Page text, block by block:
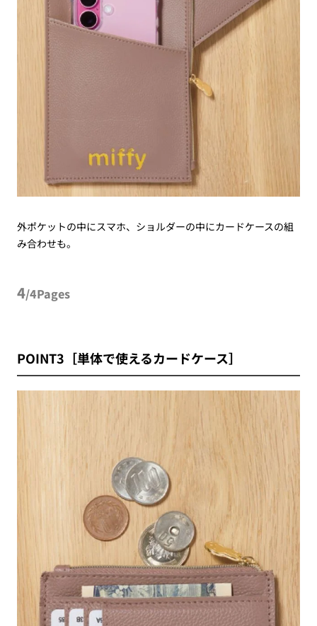
外ポケットの中にスマホ、ショルダーの中にカードケースの組
み合わせも。
4/4Pages
POINT3［単体で使えるカードケース］